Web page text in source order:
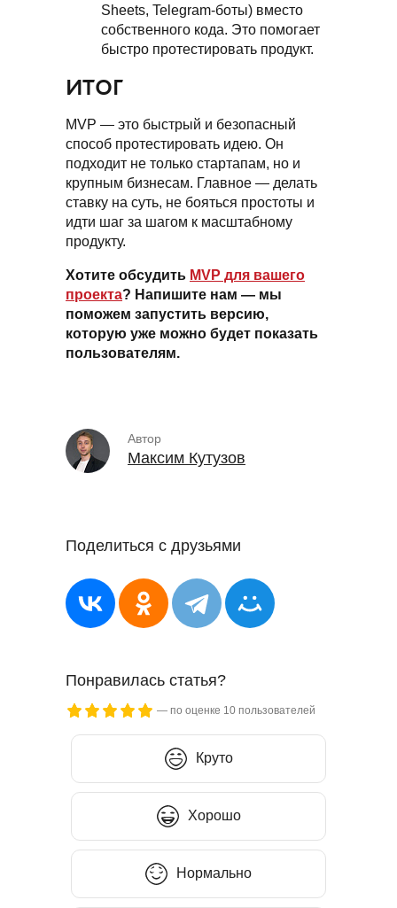
Sheets, Telegram-боты) вместо
собственного кода. Это помогает
быстро протестировать продукт.
ИТОГ
MVP — это быстрый и безопасный
способ протестировать идею. Он
подходит не только стартапам, но и
крупным бизнесам. Главное — делать
ставку на суть, не бояться простоты и
идти шаг за шагом к масштабному
продукту.
Хотите обсудить MVP для вашего
проекта? Напишите нам — мы
поможем запустить версию,
которую уже можно будет показать
пользователям.
Автор
Максим Кутузов
Поделиться с друзьями
Понравилась статья?
— по оценке 10 пользователей
Круто
Хорошо
Нормально